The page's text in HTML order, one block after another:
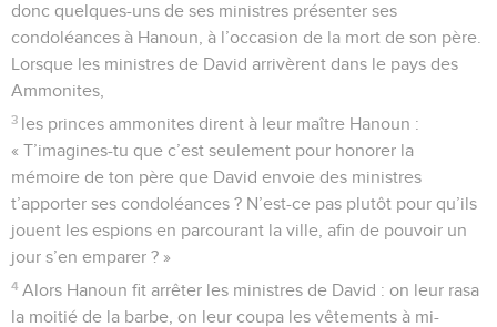
donc quelques-uns de ses ministres présenter ses
condoléances à Hanoun, à l’occasion de la mort de son père.
Lorsque les ministres de David arrivèrent dans le pays des
Ammonites,
3 les princes ammonites dirent à leur maître Hanoun :
« T’imagines-tu que c’est seulement pour honorer la
mémoire de ton père que David envoie des ministres
t’apporter ses condoléances ? N’est-ce pas plutôt pour qu’ils
jouent les espions en parcourant la ville, afin de pouvoir un
jour s’en emparer ? »
4 Alors Hanoun fit arrêter les ministres de David : on leur rasa
la moitié de la barbe, on leur coupa les vêtements à mi-